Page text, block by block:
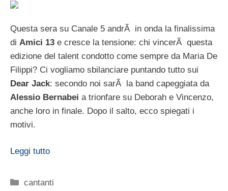
Questa sera su Canale 5 andrÃ in onda la finalissima
di Amici 13 e cresce la tensione: chi vincerÃ questa
edizione del talent condotto come sempre da Maria De
Filippi? Ci vogliamo sbilanciare puntando tutto sui
Dear Jack: secondo noi sarÃ la band capeggiata da
Alessio Bernabei a trionfare su Deborah e Vincenzo,
anche loro in finale. Dopo il salto, ecco spiegati i
motivi.
Leggi tutto
Categorie
cantanti